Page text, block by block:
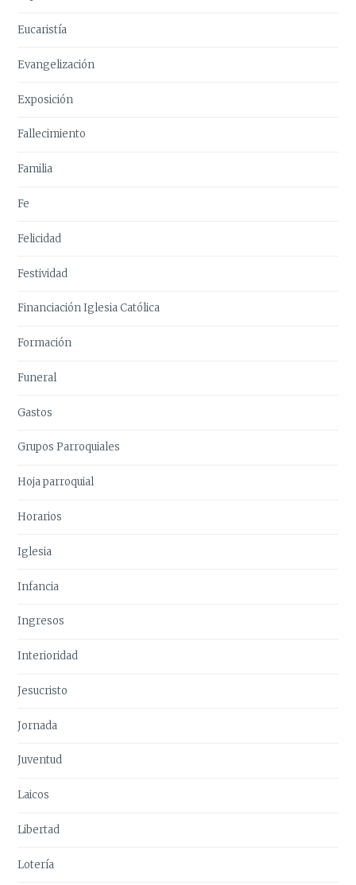
Eucaristía
Evangelización
Exposición
Fallecimiento
Familia
Fe
Felicidad
Festividad
Financiación Iglesia Católica
Formación
Funeral
Gastos
Grupos Parroquiales
Hoja parroquial
Horarios
Iglesia
Infancia
Ingresos
Interioridad
Jesucristo
Jornada
Juventud
Laicos
Libertad
Lotería